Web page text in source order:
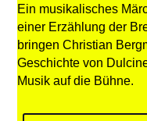
Ein musikalisches
einer Erzählung der
bringen Christian
Geschichte von
Musik auf die Bühne.